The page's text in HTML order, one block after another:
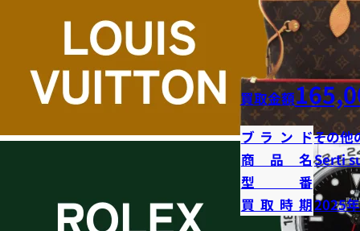
買取金額
ブランドその他
商品名Serti
型番
買取時期2025